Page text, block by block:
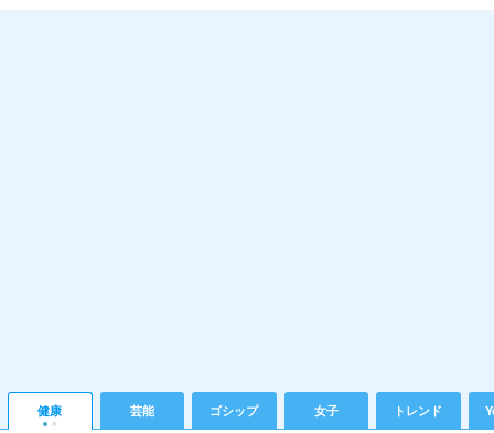
健康 芸能 ゴシップ 女子 トレンド